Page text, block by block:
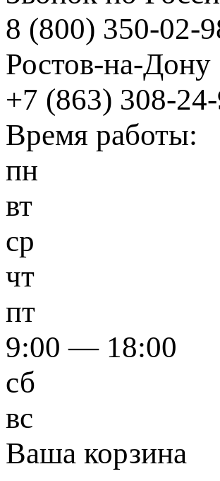
8 (800) 350-02-
Ростов-на-Дону
+7 (863) 308-
Время работы:
пн
вт
ср
чт
пт
9:00 — 18:00
сб
вс
Ваша корзина